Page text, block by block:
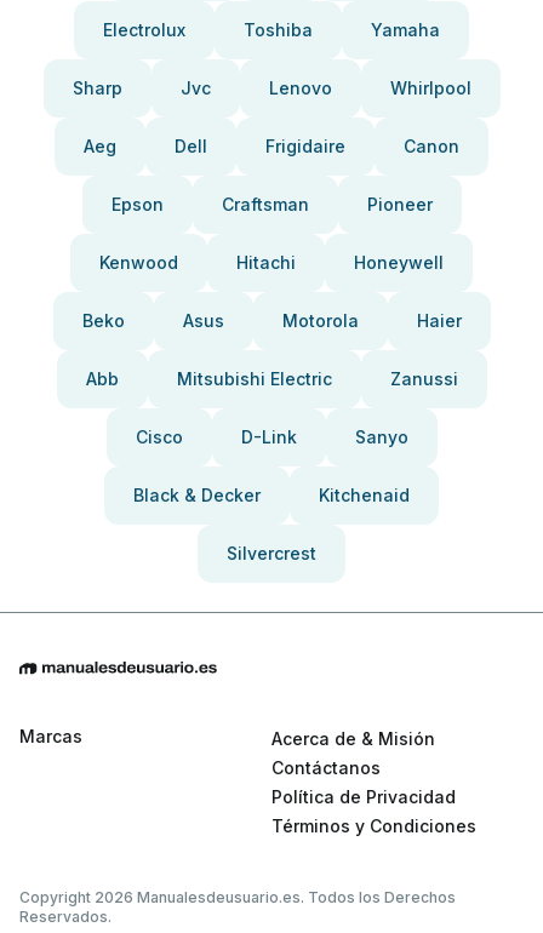
Electrolux Toshiba Yamaha
Sharp Jvc Lenovo Whirlpool
Aeg Dell Frigidaire Canon
Epson Craftsman Pioneer
Kenwood Hitachi Honeywell
Beko Asus Motorola Haier
Abb Mitsubishi Electric Zanussi
Cisco D-Link Sanyo
Black & Decker Kitchenaid
Silvercrest
Marcas
Acerca de & Misión
Contáctanos
Política de Privacidad
Términos y Condiciones
Copyright 2026 Manualesdeusuario.es. Todos los Derechos
Reservados.